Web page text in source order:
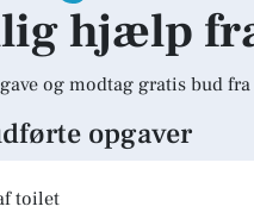
hjælp
og modtag gratis bud
opgaver
toilet